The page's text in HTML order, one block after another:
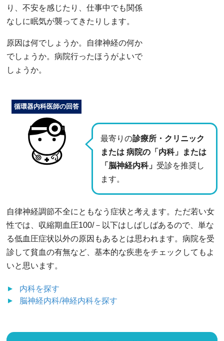
り、不安を感じたり、仕事中でも関係
なしに眠気が襲ってきたりします。
原因は何でしょうか。自律神経の何か
でしょうか。病院行ったほうがよいで
しょうか。
最寄りの診療所・クリニック
または 病院の「内科」または
「脳神経内科」 受診を推奨し
ます。
循環器内科医師の回答
自律神経調節不全にともなう症状と考えます。ただ若い女
性では、収縮期血圧100/－以下はしばしばあるので、単な
る低血圧症状以外の原因もあるとは思われます。病院を受
診して貧血の有無など、基本的な疾患をチェックしてもよ
いと思います。
内科を探す
脳神経内科/神経内科を探す